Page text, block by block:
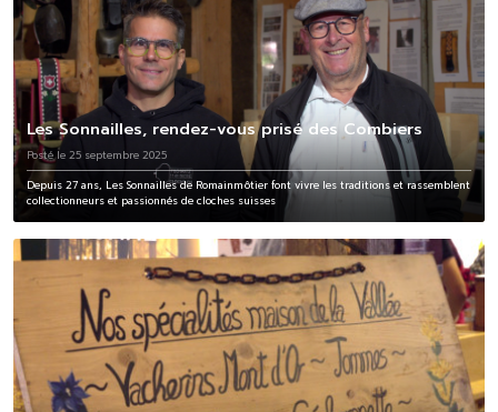
Les Sonnailles, rendez-vous prisé des Combiers
Posté le 25 septembre 2025
Depuis 27 ans, Les Sonnailles de Romainmôtier font vivre les traditions et rassemblent
collectionneurs et passionnés de cloches suisses